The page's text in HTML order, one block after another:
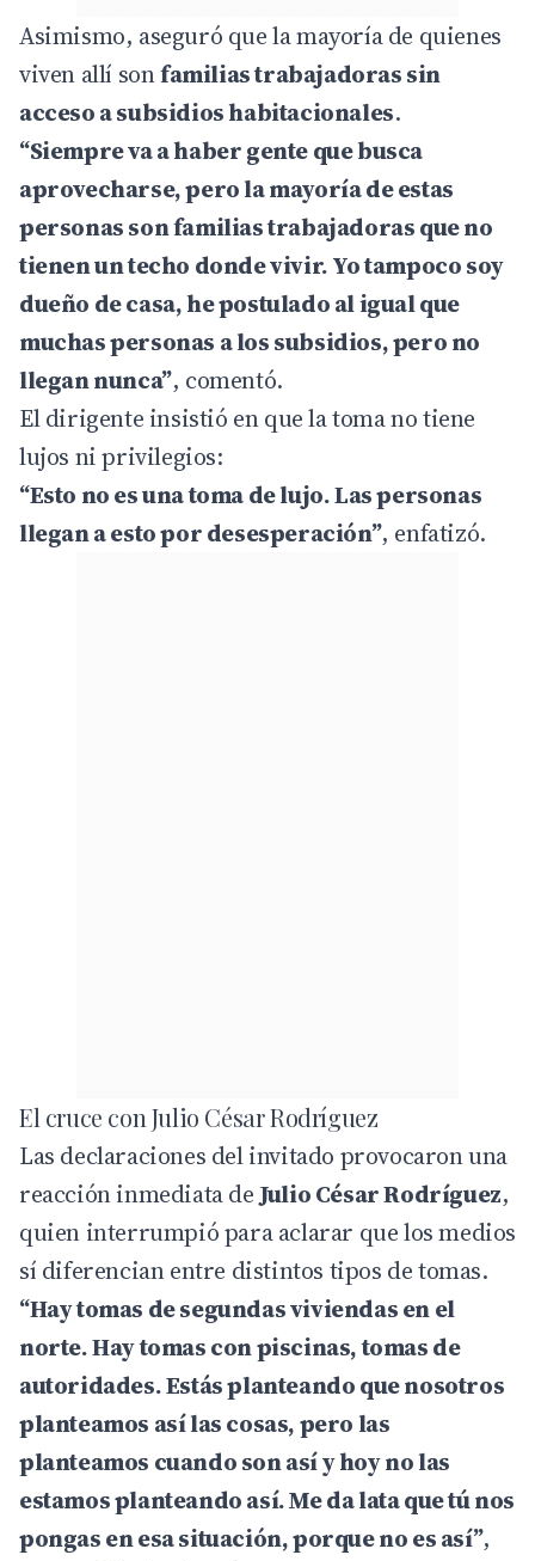
Asimismo, aseguró que la mayoría de quienes
viven allí sonfamilias trabajadoras sin
acceso a subsidios habitacionales.
“Siempre va a haber gente que busca
aprovecharse, pero la mayoría de estas
personas son familias trabajadoras que no
tienen un techo donde vivir. Yo tampoco soy
dueño de casa, he postulado al igual que
muchas personas a los subsidios, pero no
llegan nunca”, comentó.
El dirigente insistió en que la toma no tiene
lujos ni privilegios:
“Esto no es una toma de lujo. Las personas
llegan a esto por desesperación”, enfatizó.
El cruce con Julio César Rodríguez
Las declaraciones del invitado provocaron una
reacción inmediata deJulio César Rodríguez,
quien interrumpió para aclarar que los medios
sí diferencian entre distintos tipos de tomas.
“Hay tomas de segundas viviendas en el
norte. Hay tomas con piscinas, tomas de
autoridades. Estás planteando que nosotros
planteamos así las cosas, pero las
planteamos cuando son así y hoy no las
estamos planteando así. Me da lata que tú nos
pongas en esa situación, porque no es así”,